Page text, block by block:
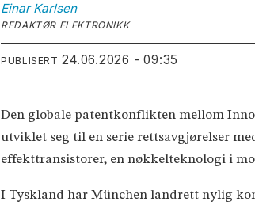
Einar Karlsen
REDAKTØR ELEKTRONIKK
PUBLISERT 24.06.2026 - 09:35
Den globale patentkonflikten mellom
utviklet seg til en serie rettsavgjørelser
effekttransistorer, en nøkkelteknologi i
I Tyskland har München landrett nylig